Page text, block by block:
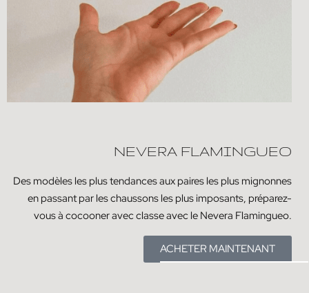
NEVERA FLAMINGUEO
Des modèles les plus tendances aux paires les plus mignonnes
en passant par les chaussons les plus imposants, préparez-
vous à cocooner avec classe avec le Nevera Flamingueo.
ACHETER MAINTENANT